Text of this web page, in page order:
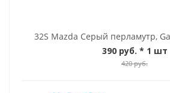
32S Mazda Серый перламутр,
390 руб. * 1 шт
420 руб.